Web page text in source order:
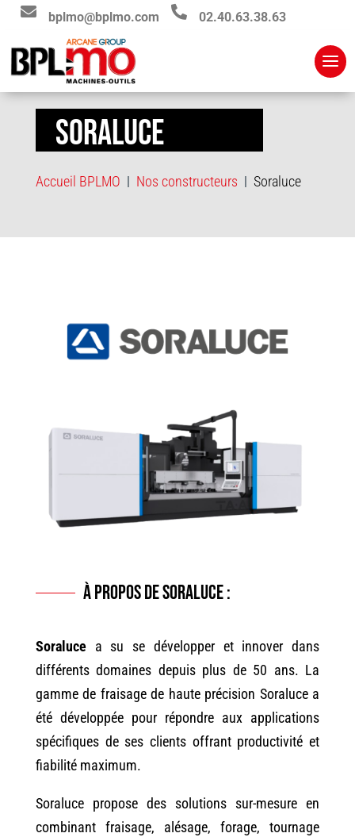
 bplmo@bplmo.com  02.40.63.38.63
SORALUCE
Accueil BPLMO | Nos constructeurs | Soraluce
À propos de Soraluce :
Soralucea su se développer et innover dans
différents domaines depuis plus de 50 ans. La
gamme de fraisage de haute précision Soraluce a
été développée pour répondre aux applications
spécifiques de ses clients offrant productivité et
fiabilité maximum.
Soraluce propose des solutions sur-mesure en
combinant fraisage, alésage, forage, tournage